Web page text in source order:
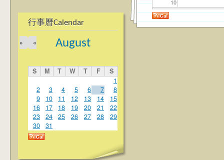
行事曆Calendar
August
«
»
S M T W T F
S
1
2
3 4 5 6 7
8
9
10 11 12 13 14
15
16
17 18 19 20 21
22
23
24 25 26 27 28
29
30
31
10
11